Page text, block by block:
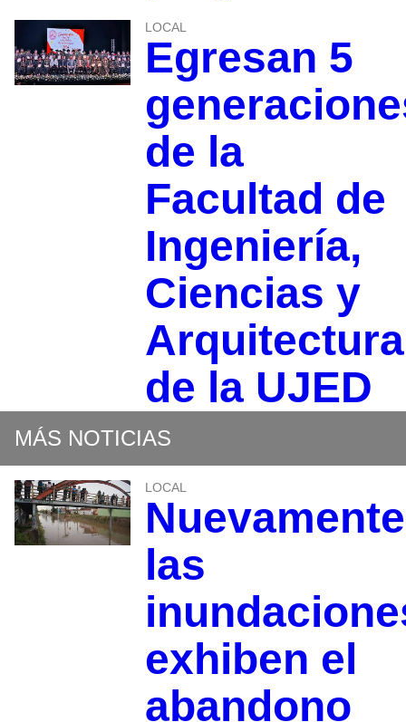
LOCAL
Egresan 5
de la
Facultad de
Ingeniería,
Ciencias y
Arquitectura
de la UJED
MÁS NOTICIAS
LOCAL
Nuevamente
las
exhiben el
abandono